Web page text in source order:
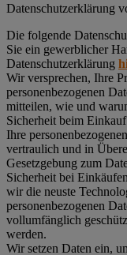
Datenschutz­erklärung
Die folgende
Sie ein gewerblicher
Datenschutzerklärung
Wir versprechen, Ihre
personenbezogenen
mitteilen, wie und
Sicherheit beim
Ihre
vertraulich und in
Gesetzgebung zum
Sicherheit bei
wir die neuste
personenbezogenen
vollumfänglich
werden.
Wir setzen Daten ein,